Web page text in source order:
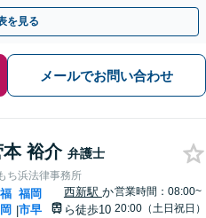
歴7年】
を見る
メールでお問い合わせ
本 裕介 弁護士
ち浜法律事務所
福
岡 |
福岡
市早
西新駅 か
ら徒歩10
営業時間：08:00~
20:00（土日祝日）